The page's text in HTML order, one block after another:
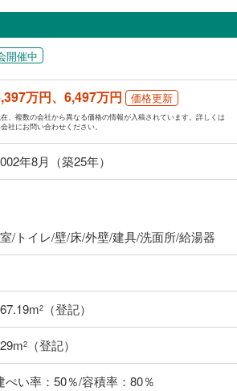
は金融機関によって異なります。
等における貸出金利とは何ら関係がなく、実際
貸出金利を何ら保証するものではありません。返
にて算出しております。入力された金利を35年
を表示しています。
費用がかかります。ご注意ください。実際にお
関等に、必ずご自身でご確認をお願いいたしま
に購入相談をする 無料
閉じる
開催中
万円、6,497万円 価格更新
、複数の会社から異なる価格の情報が入稿されています。詳しくは
社にお問い合わせください。
年8月（築25年）
/トイレ/壁/床/外壁/建具/洗面所/給湯器
2 （登記）
2 （登記）
ぺい率：50％/容積率：80％